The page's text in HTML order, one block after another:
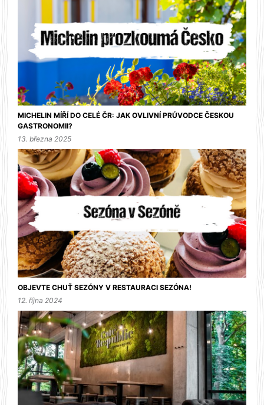
MICHELIN MÍŘÍ DO CELÉ ČR: JAK OVLIVNÍ PRŮVODCE ČESKOU
GASTRONOMII?
13. března 2025
OBJEVTE CHUŤ SEZÓNY V RESTAURACI SEZÓNA!
12. října 2024